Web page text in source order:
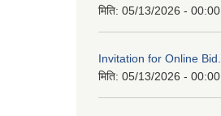
मिति: 05/13/2026 - 00:00
Invitation for Online Bid.
मिति: 05/13/2026 - 00:00